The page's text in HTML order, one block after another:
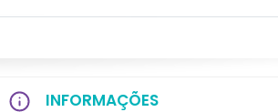
INFORMAÇÕES